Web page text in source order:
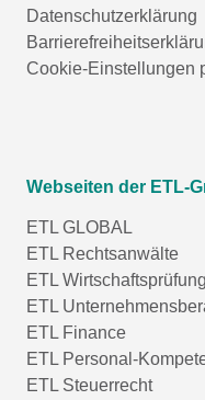
Datenschutzerklärung
Cookie-Einstellungen
Webseiten der ETL-
ETL GLOBAL
ETL Rechtsanwälte
ETL Wirtschaftsprüfung
ETL
ETL Finance
ETL Personal-
ETL Steuerrecht